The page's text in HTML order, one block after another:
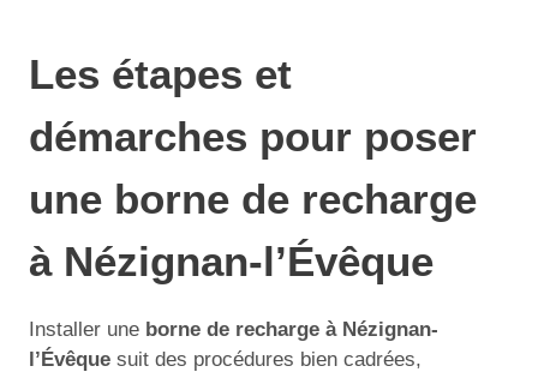
Les étapes et
démarches pour poser
une borne de recharge
à Nézignan-l’Évêque
Installer une borne de recharge à Nézignan-
l’Évêque suit des procédures bien cadrées,